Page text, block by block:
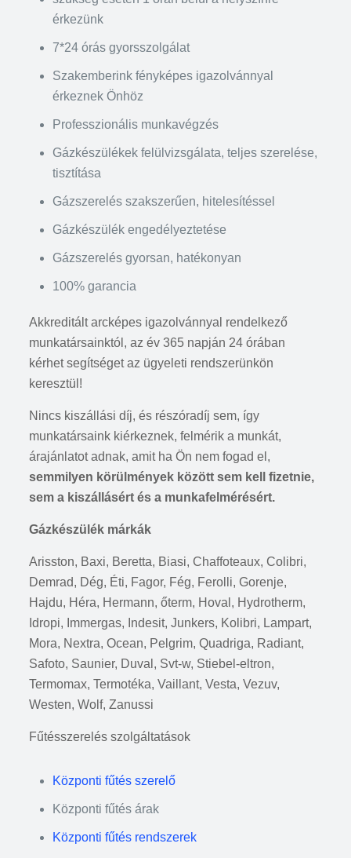
érkezünk
7*24 órás gyorsszolgálat
Szakemberink fényképes igazolvánnyal
érkeznek Önhöz
Professzionális munkavégzés
Gázkészülékek felülvizsgálata, teljes szerelése,
tisztítása
Gázszerelés szakszerűen, hitelesítéssel
Gázkészülék engedélyeztetése
Gázszerelés gyorsan, hatékonyan
100% garancia
Akkreditált arcképes igazolvánnyal rendelkező
munkatársainktól, az év 365 napján 24 órában
kérhet segítséget az ügyeleti rendszerünkön
keresztül!
Nincs kiszállási díj, és részóradíj sem, így
munkatársaink kiérkeznek, felmérik a munkát,
árajánlatot adnak, amit ha Ön nem fogad el,
semmilyen körülmények között sem kell fizetnie,
sem a kiszállásért és a munkafelmérésért.
Gázkészülék márkák
Arisston, Baxi, Beretta, Biasi, Chaffoteaux, Colibri,
Demrad, Dég, Éti, Fagor, Fég, Ferolli, Gorenje,
Hajdu, Héra, Hermann, őterm, Hoval, Hydrotherm,
Idropi, Immergas, Indesit, Junkers, Kolibri, Lampart,
Mora, Nextra, Ocean, Pelgrim, Quadriga, Radiant,
Safoto, Saunier, Duval, Svt-w, Stiebel-eltron,
Termomax, Termotéka, Vaillant, Vesta, Vezuv,
Westen, Wolf, Zanussi
Fűtésszerelés szolgáltatások
Központi fűtés szerelő
Központi fűtés árak
Központi fűtés rendszerek